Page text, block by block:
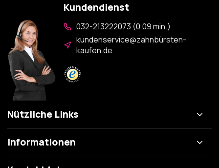
Kundendienst
032-213222073 (0,09 min.)
kundenservice@zahnbürsten-
kaufen.de
Nützliche Links
Informationen